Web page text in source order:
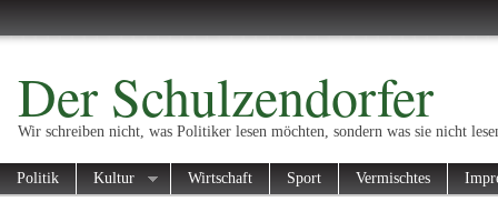
Der Schulzendorfer
Wir schreiben nicht, was Politiker lesen möchten, sondern was sie nicht
Politik Kultur Wirtschaft Sport Vermischtes